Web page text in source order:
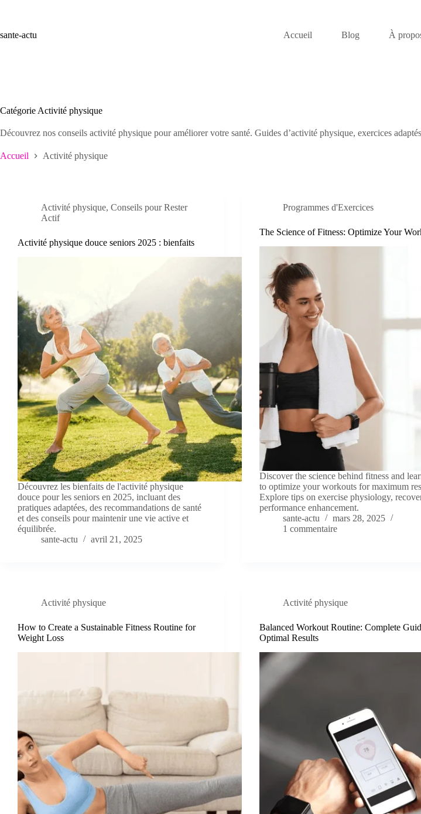
sante-actu
Accueil Blog À
Catégorie Activité physique
Découvrez nos conseils activité physique pour améliorer votre santé. Guides d’activité physique, exercices
Accueil Activité physique
Activité physique, Conseils pour Rester
Actif
Activité physique douce seniors 2025 : bienfaits
Découvrez les bienfaits de l'activité physique
douce pour les seniors en 2025, incluant des
pratiques adaptées, des recommandations de santé
et des conseils pour maintenir une vie active et
équilibrée.
sante-actu
avril 21, 2025
Programmes d'Exercices
The Science of Fitness: Optimize Your
Discover the science behind fitness and
to optimize your workouts for maximum
Explore tips on exercise physiology,
performance enhancement.
sante-actu
mars 28, 2025
1 commentaire
Activité physique
How to Create a Sustainable Fitness Routine for
Weight Loss
Activité physique
Balanced Workout Routine: Complete
Optimal Results